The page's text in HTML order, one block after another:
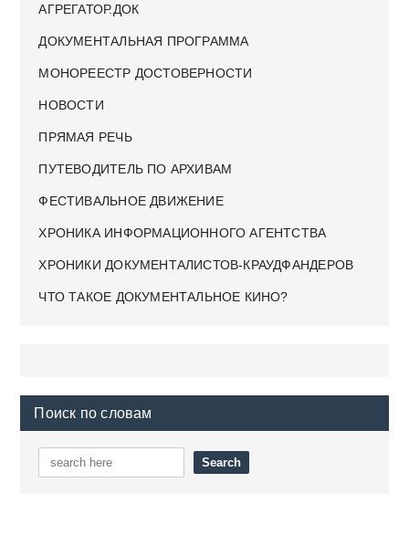
АГРЕГАТОР.ДОК
ДОКУМЕНТАЛЬНАЯ ПРОГРАММА
МОНОРЕЕСТР ДОСТОВЕРНОСТИ
НОВОСТИ
ПРЯМАЯ РЕЧЬ
ПУТЕВОДИТЕЛЬ ПО АРХИВАМ
ФЕСТИВАЛЬНОЕ ДВИЖЕНИЕ
ХРОНИКА ИНФОРМАЦИОННОГО АГЕНТСТВА
ХРОНИКИ ДОКУМЕНТАЛИСТОВ-КРАУДФАНДЕРОВ
ЧТО ТАКОЕ ДОКУМЕНТАЛЬНОЕ КИНО?
Поиск по словам